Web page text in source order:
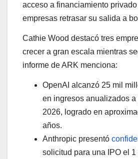
acceso a financiamiento
empresas retrasar su salida a
Cathie Wood destacó tres
crecer a gran escala mientras
informe de ARK menciona:
OpenAI alcanzó 25 mil
en ingresos anualizados
2026, logrado en
años.
Anthropic presentó
solicitud para una IPO el